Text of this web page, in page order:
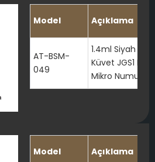
Model Açıklama
AT-BSM-
049
1.4ml Siyah
Küvet JGS1
Mikro Numune
Model Açıklama